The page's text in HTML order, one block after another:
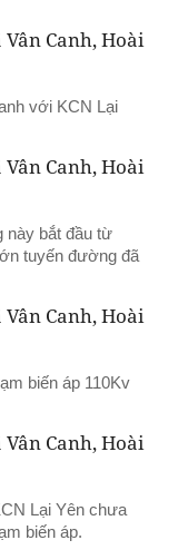
với KCN Lại
này bắt đầu từ
tuyến đường đã
biến áp 110Kv
Lại Yên chưa
biến áp.